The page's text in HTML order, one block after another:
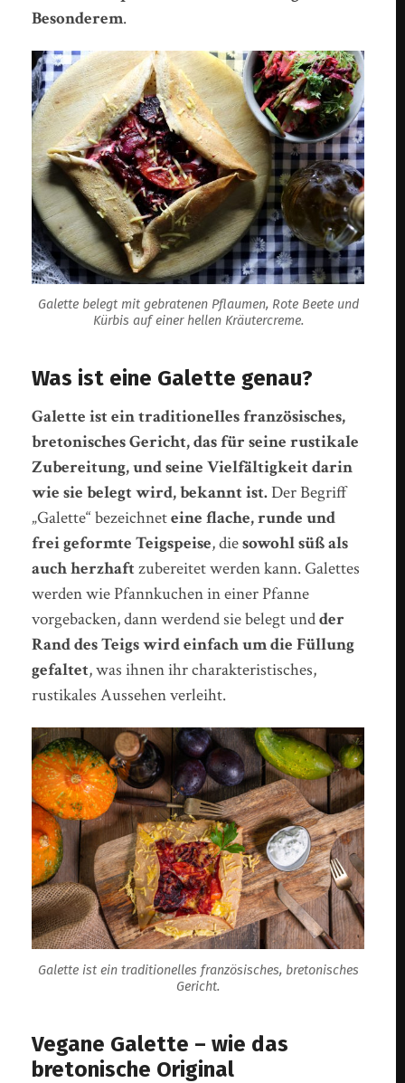
Besonderem.
Galette belegt mit gebratenen Pflaumen, Rote Beete und
Kürbis auf einer hellen Kräutercreme.
Was ist eine Galette genau?
Galette ist ein traditionelles französisches,
bretonisches Gericht, das für seine rustikale
Zubereitung, und seine Vielfältigkeit darin
wie sie belegt wird, bekannt ist.Der Begriff
„Galette“ bezeichneteine flache, runde und
frei geformte Teigspeise, diesowohl süß als
auch herzhaftzubereitet werden kann. Galettes
werden wie Pfannkuchen in einer Pfanne
vorgebacken, dann werdend sie belegt undder
Rand des Teigs wird einfach um die Füllung
gefaltet, was ihnen ihr charakteristisches,
rustikales Aussehen verleiht.
Galette ist ein traditionelles französisches, bretonisches
Gericht.
Vegane Galette – wie das
bretonische Original